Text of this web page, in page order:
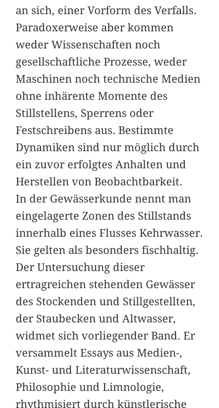
an sich, einer Vorform des Verfalls.
Paradoxerweise aber kommen
weder Wissenschaften noch
gesellschaftliche Prozesse, weder
Maschinen noch technische Medien
ohne inhärente Momente des
Stillstellens, Sperrens oder
Festschreibens aus. Bestimmte
Dynamiken sind nur möglich durch
ein zuvor erfolgtes Anhalten und
Herstellen von Beobachtbarkeit.
In der Gewässerkunde nennt man
eingelagerte Zonen des Stillstands
innerhalb eines Flusses Kehrwasser.
Sie gelten als besonders fischhaltig.
Der Untersuchung dieser
ertragreichen stehenden Gewässer
des Stockenden und Stillgestellten,
der Staubecken und Altwasser,
widmet sich vorliegender Band. Er
versammelt Essays aus Medien-,
Kunst- und Literaturwissenschaft,
Philosophie und Limnologie,
rhythmisiert durch künstlerische